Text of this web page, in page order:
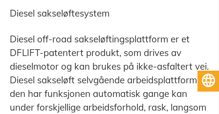
Diesel sakseløftesystem
Diesel off-road sakseløftingsplattform er et
DFLIFT-patentert produkt, som drives av
dieselmotor og kan brukes på ikke-asfaltert vei.
Diesel sakseløft selvgående arbeidsplattform,
den har funksjonen automatisk gange kan
under forskjellige arbeidsforhold, rask, langsom
Norsk